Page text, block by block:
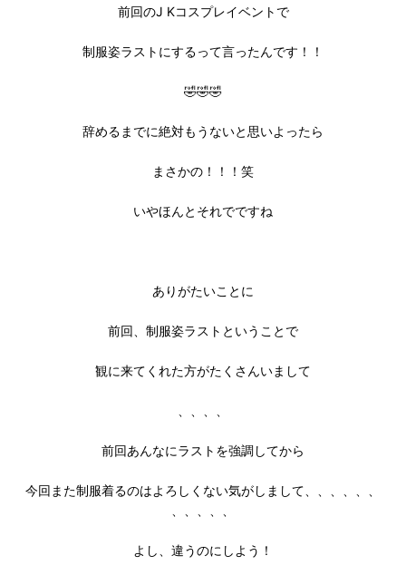
前回のJ Kコスプレイベントで
制服姿ラストにするって言ったんです！！
🤣🤣🤣
辞めるまでに絶対もうないと思いよったら
まさかの！！！笑
いやほんとそれでですね
ありがたいことに
前回、制服姿ラストということで
観に来てくれた方がたくさんいまして
前回あんなにラストを強調してから
今回また制服着るのはよろしくない気がしまして、、、、、、
よし、違うのにしよう！